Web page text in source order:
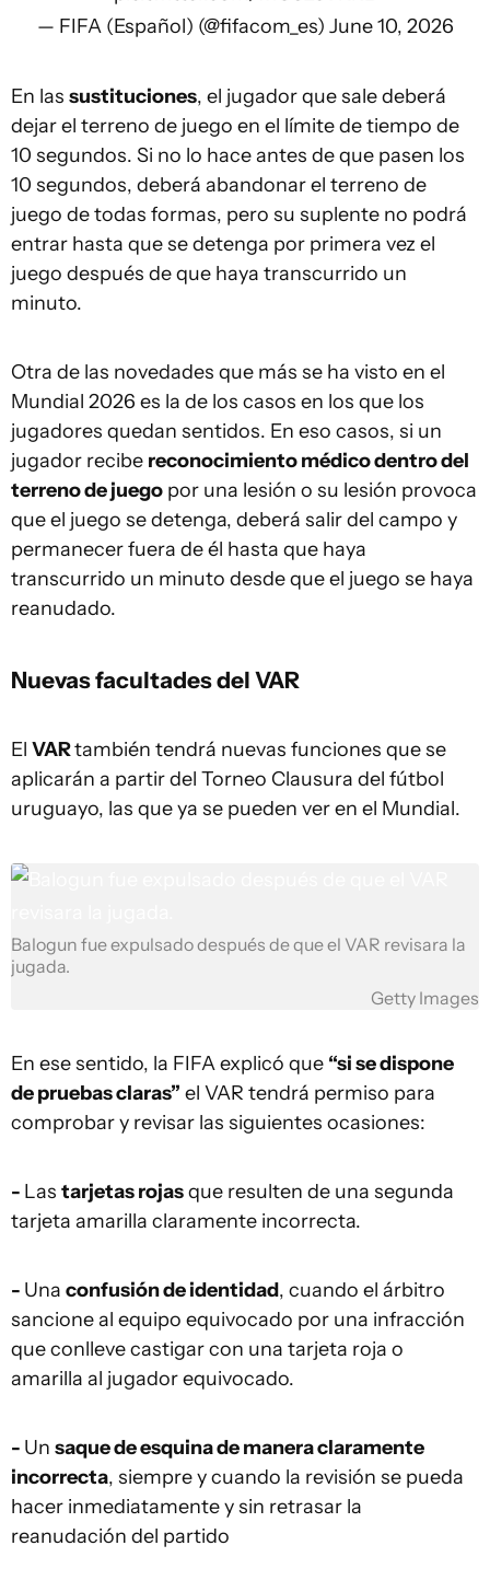
— FIFA (Español) (@fifacom_es) June 10, 2026
En las sustituciones, el jugador que sale deberá
dejar el terreno de juego en el límite de tiempo de
10 segundos. Si no lo hace antes de que pasen los
10 segundos, deberá abandonar el terreno de
juego de todas formas, pero su suplente no podrá
entrar hasta que se detenga por primera vez el
juego después de que haya transcurrido un
minuto.
Otra de las novedades que más se ha visto en el
Mundial 2026 es la de los casos en los que los
jugadores quedan sentidos. En eso casos, si un
jugador recibe reconocimiento médico dentro del
terreno de juego por una lesión o su lesión provoca
que el juego se detenga, deberá salir del campo y
permanecer fuera de él hasta que haya
transcurrido un minuto desde que el juego se haya
reanudado.
Nuevas facultades del VAR
El VARtambién tendrá nuevas funciones que se
aplicarán a partir del Torneo Clausura del fútbol
uruguayo, las que ya se pueden ver en el Mundial.
Balogun fue expulsado después de que el VAR revisara la
jugada.
Getty Images
En ese sentido, la FIFA explicó que “si se dispone
de pruebas claras” el VAR tendrá permiso para
comprobar y revisar las siguientes ocasiones:
- Las tarjetas rojasque resulten de una segunda
tarjeta amarilla claramente incorrecta.
- Una confusión de identidad, cuando el árbitro
sancione al equipo equivocado por una infracción
que conlleve castigar con una tarjeta roja o
amarilla al jugador equivocado.
- Un saque de esquina de manera claramente
incorrecta, siempre y cuando la revisión se pueda
hacer inmediatamente y sin retrasar la
reanudación del partido